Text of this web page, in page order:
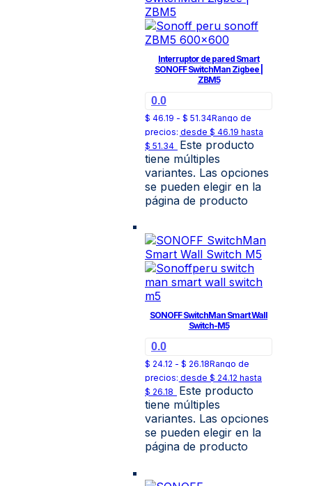
Interruptor de pared Smart
SONOFF SwitchMan Zigbee |
ZBM5
0.0
$ 46.19 - $ 51.34Rango de
precios: desde $ 46.19 hasta
$ 51.34 Este producto
tiene múltiples
variantes. Las opciones
se pueden elegir en la
página de producto
SONOFF SwitchMan Smart Wall
Switch-M5
0.0
$ 24.12 - $ 26.18Rango de
precios: desde $ 24.12 hasta
$ 26.18
Este producto
tiene múltiples
variantes. Las opciones
se pueden elegir en la
página de producto